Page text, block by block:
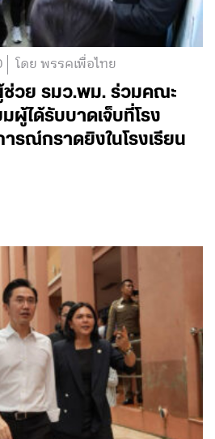
โดย พรรคเพื่อไทย
ช่วย รมว.พม. ร่วมคณะ
ผู้ได้รับบาดเจ็บที่โรง
รณ์กราดยิงในโรงเรียน